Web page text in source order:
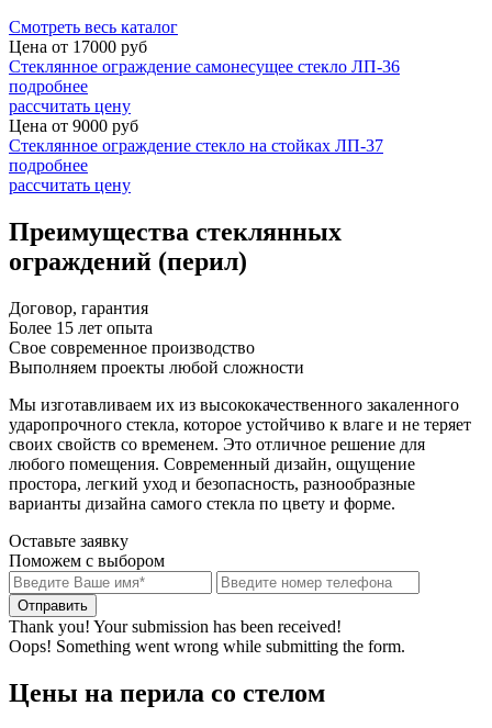
Смотреть весь каталог
Цена от 17000 руб
Стеклянное ограждение самонесущее стекло ЛП-36
подробнее
рассчитать цену
Цена от 9000 руб
Стеклянное ограждение стекло на стойках ЛП-37
подробнее
рассчитать цену
Преимущества стеклянных
ограждений (перил)
Договор, гарантия
Более 15 лет опыта
Свое современное производство
Выполняем проекты любой сложности
Мы изготавливаем их из высококачественного закаленного
ударопрочного стекла, которое устойчиво к влаге и не теряет
своих свойств со временем. Это отличное решение для
любого помещения. Современный дизайн, ощущение
простора, легкий уход и безопасность, разнообразные
варианты дизайна самого стекла по цвету и форме.
Оставьте заявку
Поможем с выбором
Thank you! Your submission has been received!
Oops! Something went wrong while submitting the form.
Цены на перила со стелом